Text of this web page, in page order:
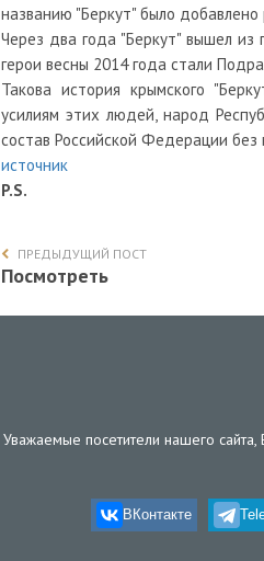
названию "Беркут" было
Через два года "Беркут" вышел из
герои весны 2014 года стали
Такова история крымского
усилиям этих людей, народ
состав Российской Федерации
источник
P.S.
ПРЕДЫДУЩИЙ ПОСТ
Посмотреть
Уважаемые посетители нашего
ВКонтакте